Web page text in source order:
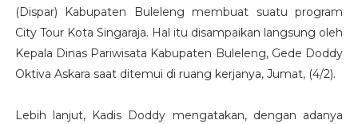
(Dispar) Kabupaten Buleleng membuat suatu program
City Tour Kota Singaraja. Hal itu disampaikan langsung oleh
Kepala Dinas Pariwisata Kabupaten Buleleng, Gede Doddy
Oktiva Askara saat ditemui di ruang kerjanya, Jumat, (4/2).
Lebih lanjut, Kadis Doddy mengatakan, dengan adanya